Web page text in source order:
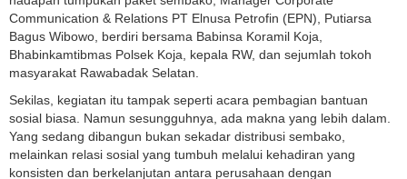
Communication & Relations PT Elnusa Petrofin (EPN), Putiarsa
Bagus Wibowo, berdiri bersama Babinsa Koramil Koja,
Bhabinkamtibmas Polsek Koja, kepala RW, dan sejumlah tokoh
masyarakat Rawabadak Selatan.
Sekilas, kegiatan itu tampak seperti acara pembagian bantuan
sosial biasa. Namun sesungguhnya, ada makna yang lebih dalam.
Yang sedang dibangun bukan sekadar distribusi sembako,
melainkan relasi sosial yang tumbuh melalui kehadiran yang
konsisten dan berkelanjutan antara perusahaan dengan